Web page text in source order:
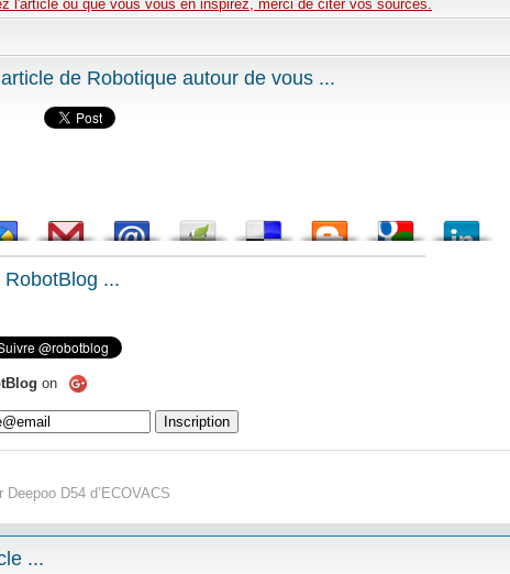
l'article ou que vous vous en inspirez, merci de citer vos sources.
de Robotique autour de vous ...
...
on
D54 d’ECOVACS
...